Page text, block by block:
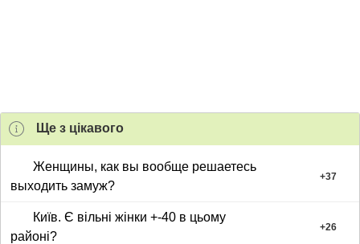
Ще з цiкавого
Женщины, как вы вообще решаетесь
выходить замуж?
+37
Київ. Є вільні жінки +-40 в цьому
районі?
+26